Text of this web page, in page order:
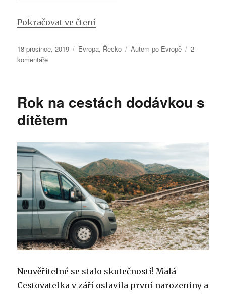
Pokračovat ve čtení„Další etudy z putování po
Publikováno:
18 prosince, 2019 Rubriky:
Evropa, Řecko Štítky:
Autem po Evropě
2
komentářeu
Další
z
po
Řecku
dodávkou
Rok na cestách dodávkou s
dítětem
Neuvěřitelné se stalo skutečností! Malá
Cestovatelka v září oslavila první narozeniny a